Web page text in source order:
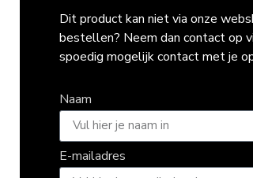
Dit product kan niet via onze
bestellen? Neem dan contact op
spoedig mogelijk contact met je
Naam
E-mailadres